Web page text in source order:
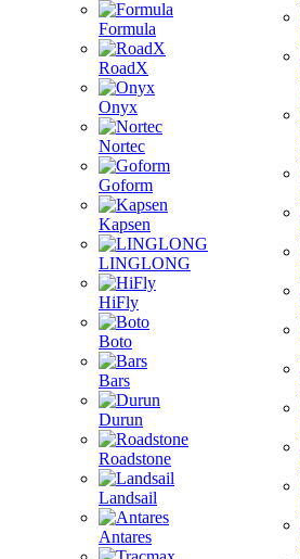
Formula
RoadX
Onyx
Nortec
Goform
Kapsen
LINGLONG
HiFly
Boto
Bars
Durun
Roadstone
Landsail
Antares